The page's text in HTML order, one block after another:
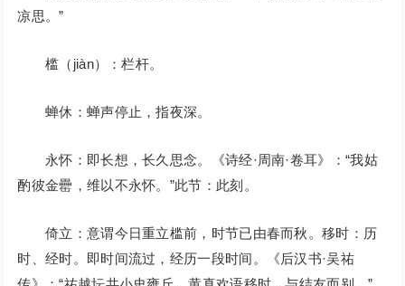
凉思。”
槛（jiàn）：栏杆。
蝉休：蝉声停止，指夜深。
永怀：即长想，长久思念。《诗经·周南·卷耳》：“我姑
酌彼金罍，维以不永怀。”此节：此刻。
倚立：意谓今日重立槛前，时节已由春而秋。移时：历
时、经时。即时间流过，经历一段时间。《后汉书·吴祐